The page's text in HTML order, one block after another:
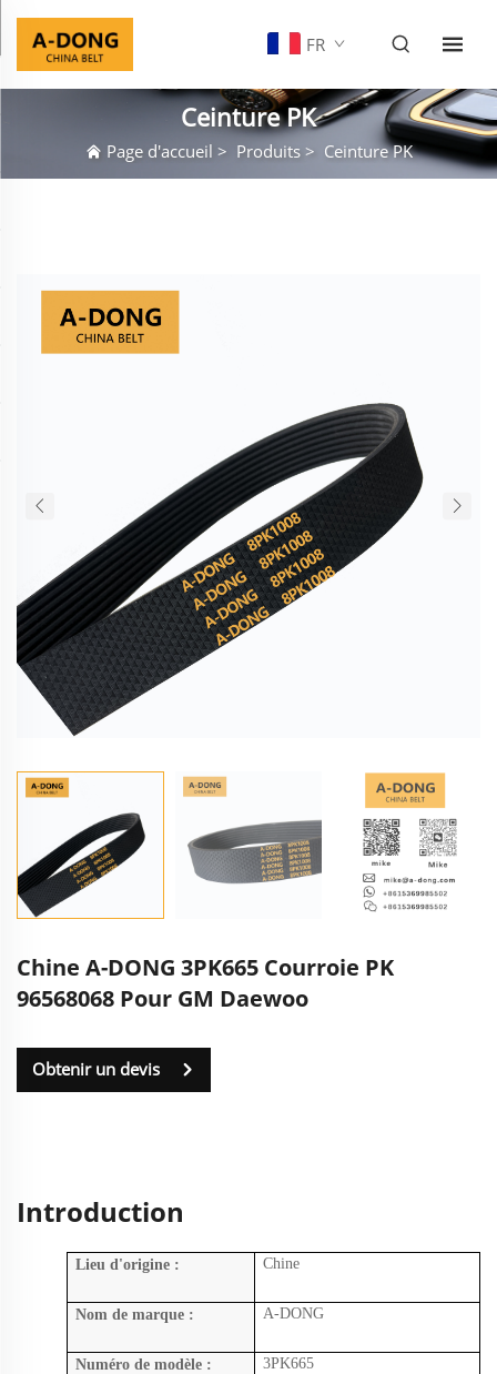
FR
Ceinture PK
Page d'accueil > Produits> Ceinture PK
Chine A-DONG 3PK665 Courroie PK
96568068 Pour GM Daewoo
Obtenir un devis
Introduction
Lieu d'origine : Chine
Nom de marque : A-DONG
Numéro de modèle : 3PK665